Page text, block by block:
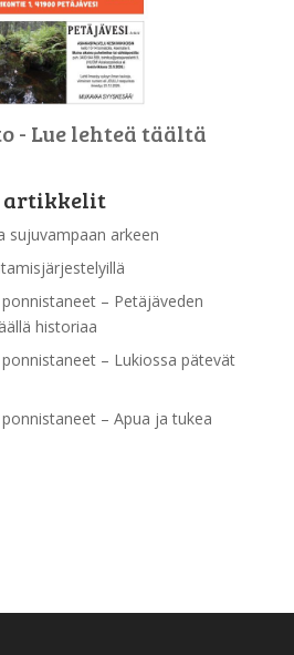
- Lue lehteä täältä
artikkelit
sujuvampaan arkeen
– Petäjäveden
historiaa
– Lukiossa pätevät
– Apua ja tukea